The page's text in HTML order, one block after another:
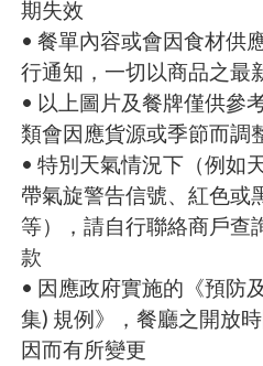
期失效
• 餐單內容或會因食材供
行通知，一切以商品之最
• 以上圖片及餐牌僅供參
類會因應貨源或季節而調
• 特別天氣情況下（例如
帶氣旋警告信號、紅色或
等），請自行聯絡商戶查
款
• 因應政府實施的《預防
集) 規例》，餐廳之開放
因而有所變更